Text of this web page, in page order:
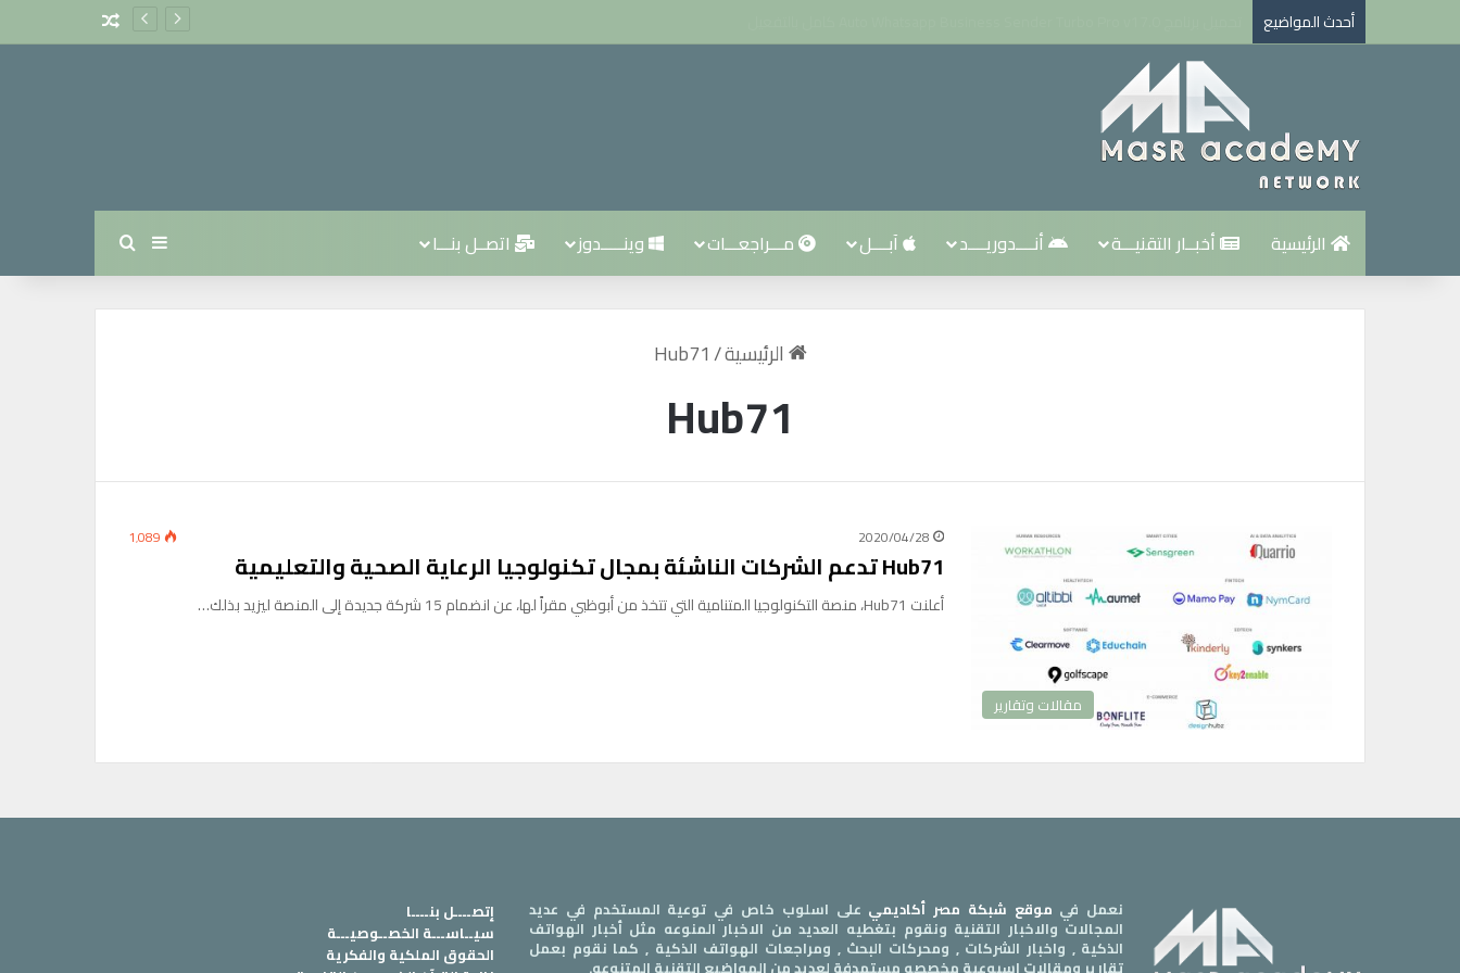
أحدث المواضيع
الرئيسية أخبــار التقنيـــة أنــــدوريــــد آبــــل مـــراجعـــات وينـــــدوز اتصــل بنـــا إضافة عمود جانبي
الرئيسية/
Hub71
Hub71
مقالات وتقارير
2020/04/28 1٬089
Hub71 تدعم الشركات الناشئة بمجال تكنولوجيا الرعاية الصحية والتعليمية
أعلنت Hub71، منصة التكنولوجيا المتنامية التي تتخذ من أبوظبي مقراً لها، عن انضمام 15 شركة جديدة إلى المنصة ليزيد بذلك…
نعمل في موقع شبكة مصر أكاديمي على اسلوب خاص في توعية المستخدم في عديد
المجالات والاخبار التقنية ونقوم بتغطيه العديد من الاخبار المنوعه مثل أخبار الهواتف
الذكية , واخبار الشركات , ومحركات البحث , ومراجعات الهواتف الذكية , كما نقوم بعمل
تقارير ومقالات اسبوعية مخصصه مستهدفة لعديد من المواضيع التقنية المتنوعه.
إتصــــل بنــــا
سيــاســـة الخصــوصيـــة
الحقوق الملكية والفكرية